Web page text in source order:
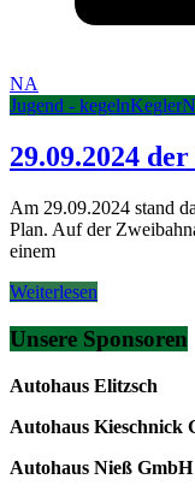
NA
Jugend - kegelnKegler
29.09.2024
Am 29.09.2024 stand
Plan. Auf der
einem
Weiterlesen
Unsere Sponsoren
Autohaus Elitzsch
Autohaus Kieschnick
Autohaus Nieß GmbH